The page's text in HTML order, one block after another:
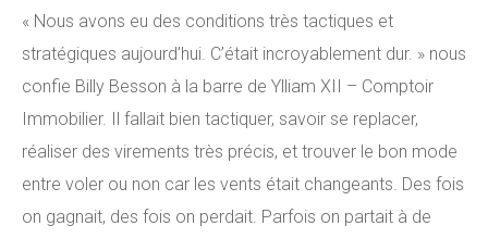
« Nous avons eu des conditions très tactiques et
stratégiques aujourd’hui. C’était incroyablement dur. » nous
confie Billy Besson à la barre de Ylliam XII – Comptoir
Immobilier. Il fallait bien tactiquer, savoir se replacer,
réaliser des virements très précis, et trouver le bon mode
entre voler ou non car les vents était changeants. Des fois
on gagnait, des fois on perdait. Parfois on partait à de